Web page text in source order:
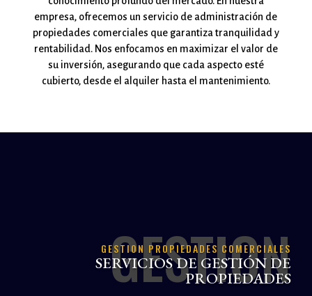
empresa, ofrecemos un servicio de administración de
propiedades comerciales que garantiza tranquilidad y
rentabilidad. Nos enfocamos en maximizar el valor de
su inversión, asegurando que cada aspecto esté
cubierto, desde el alquiler hasta el mantenimiento.
GESTION
GESTION PROPIEDADES COMERCIALES
SERVICIOS DE GESTIÓN DE
PROPIEDADES